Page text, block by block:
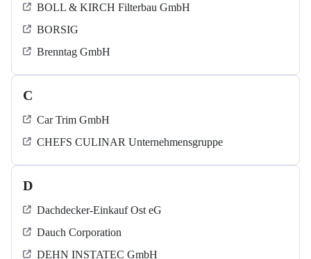
BOLL & KIRCH Filterbau GmbH
BORSIG
Brenntag GmbH
C
Car Trim GmbH
CHEFS CULINAR Unternehmensgruppe
D
Dachdecker-Einkauf Ost eG
Dauch Corporation
DEHN INSTATEC GmbH